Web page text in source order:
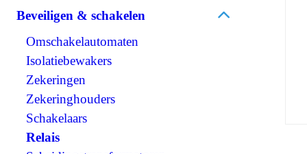
Omvormen/laden combi
Omvormen DC/AC
Omvormen DC/DC
120V Producten
IEC/UK Producten
Accessoires Omvormen & laden
AGM
Spiraalcel
Tractie
OPzS
OPzV
Accessoires accu's
Zonnepanelen
Omvormers zonnepanelen
Accessoires zonnepanelen
Beveiligen & schakelen
Omschakelautomaten
Isolatiebewakers
Zekeringen
Zekeringhouders
Schakelaars
Relais